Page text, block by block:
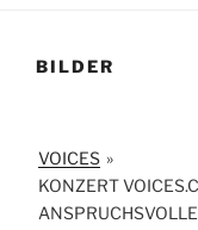
BILDER
VOICES »
KONZERT